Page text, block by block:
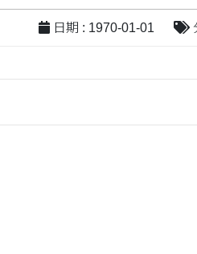
日期 : 1970-01-01